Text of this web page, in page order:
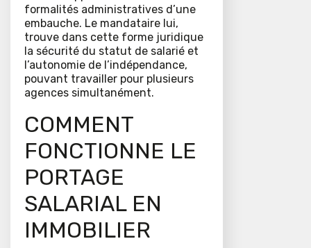
formalités administratives d’une
embauche. Le mandataire lui,
trouve dans cette forme juridique
la sécurité du statut de salarié et
l’autonomie de l’indépendance,
pouvant travailler pour plusieurs
agences simultanément.
COMMENT
FONCTIONNE LE
PORTAGE
SALARIAL EN
IMMOBILIER